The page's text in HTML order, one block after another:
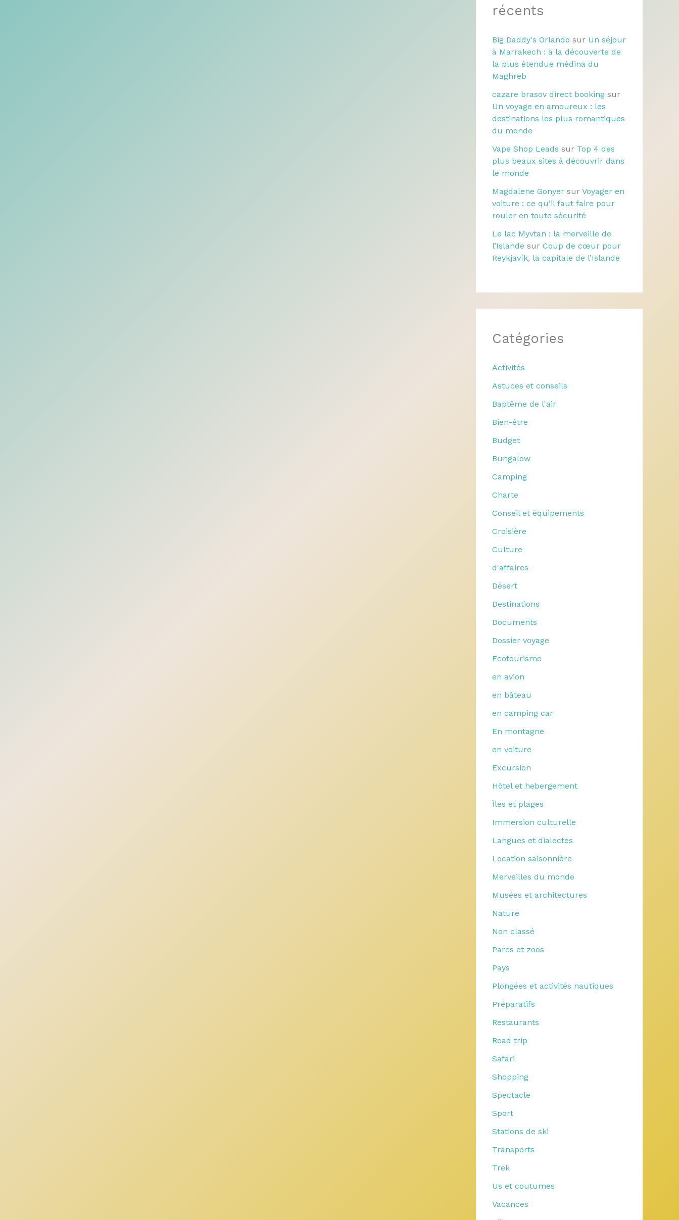
récents
Big Daddy's Orlando sur Un séjour
à Marrakech : à la découverte de
la plus étendue médina du
Maghreb
cazare brasov direct booking sur
Un voyage en amoureux : les
destinations les plus romantiques
du monde
Vape Shop Leads sur Top 4 des
plus beaux sites à découvrir dans
le monde
Magdalene Gonyer sur Voyager en
voiture : ce qu’il faut faire pour
rouler en toute sécurité
Le lac Myvtan : la merveille de
l’Islande sur Coup de cœur pour
Reykjavík, la capitale de l’Islande
Catégories
Activités
Astuces et conseils
Baptême de l'air
Bien-être
Budget
Bungalow
Camping
Charte
Conseil et équipements
Croisière
Culture
d'affaires
Désert
Destinations
Documents
Dossier voyage
Ecotourisme
en avion
en bâteau
en camping car
En montagne
en voiture
Excursion
Hôtel et hebergement
Îles et plages
Immersion culturelle
Langues et dialectes
Location saisonnière
Merveilles du monde
Musées et architectures
Nature
Non classé
Parcs et zoos
Pays
Plongées et activités nautiques
Préparatifs
Restaurants
Road trip
Safari
Shopping
Spectacle
Sport
Stations de ski
Transports
Trek
Us et coutumes
Vacances